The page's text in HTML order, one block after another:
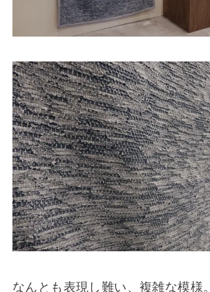
なんとも表現し難い、複雑な模様。